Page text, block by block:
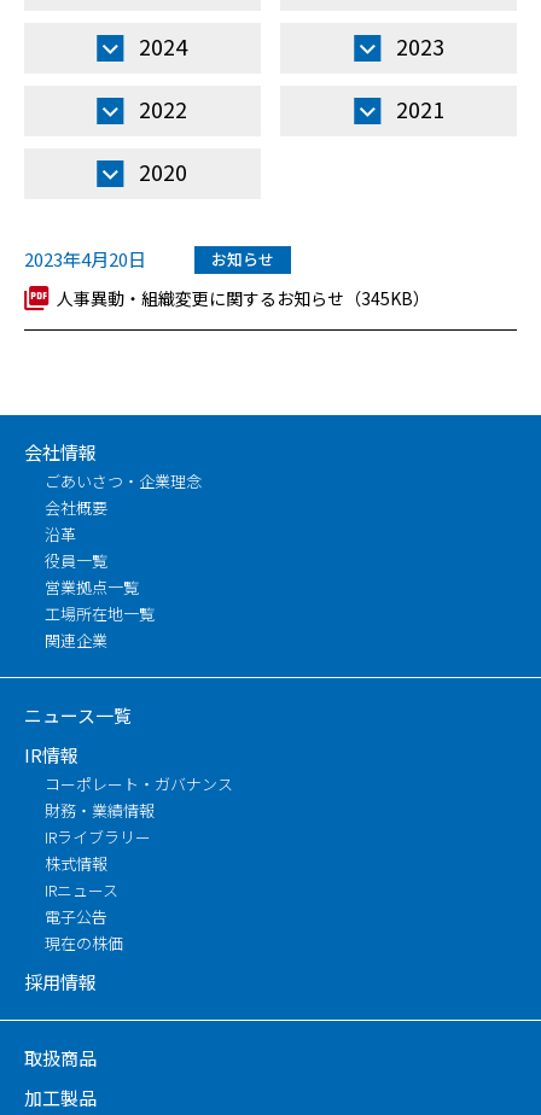
2024
2023
2022
2021
2020
2023年4月20日 お知らせ
人事異動・組織変更に関するお知らせ（345KB）
会社情報
ごあいさつ・企業理念
会社概要
沿革
役員一覧
営業拠点一覧
工場所在地一覧
関連企業
ニュース一覧
IR情報
コーポレート・ガバナンス
財務・業績情報
IRライブラリー
株式情報
IRニュース
電子公告
現在の株価
採用情報
取扱商品
加工製品